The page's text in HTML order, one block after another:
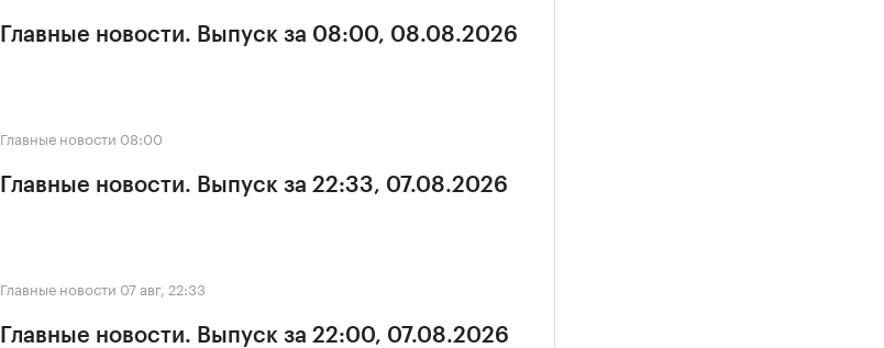
Главные новости. Выпуск за 08:00, 08.08.2026
Главные новости 08:00
Главные новости. Выпуск за 22:33, 07.08.2026
Главные новости 07 авг, 22:33
Главные новости. Выпуск за 22:00, 07.08.2026